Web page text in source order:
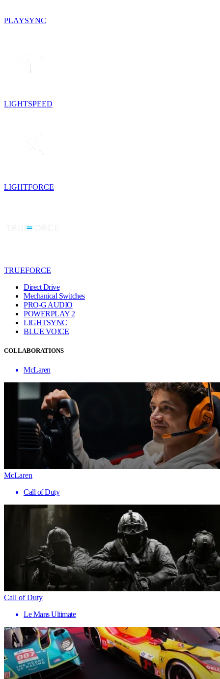
PLAYSYNC
LIGHTSPEED
LIGHTFORCE
TRUEFORCE
Direct Drive
Mechanical Switches
PRO-G AUDIO
POWERPLAY 2
LIGHTSYNC
BLUE VO!CE
COLLABORATIONS
McLaren
McLaren
Call of Duty
Call of Duty
Le Mans Ultimate